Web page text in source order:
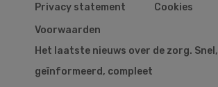
Privacy statement
Cookies
Voorwaarden
Het laatste nieuws over de zorg. Snel,
geïnformeerd, compleet